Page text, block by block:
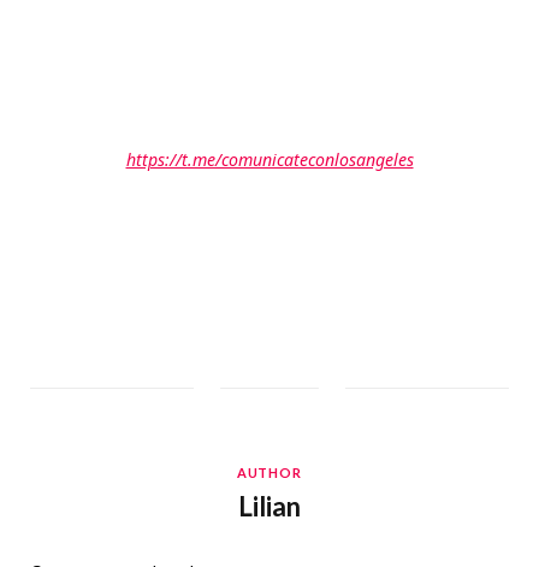
https://t.me/comunicateconlosangeles
AUTHOR
Lilian